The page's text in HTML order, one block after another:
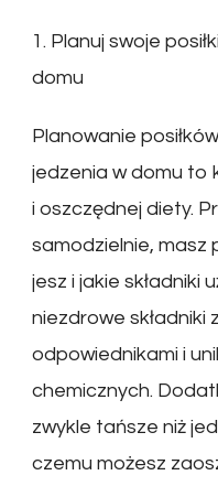
1. Planuj swoje
domu
Planowanie
jedzenia w domu to
i oszczędnej diety.
samodzielnie, masz
jesz i jakie składniki
niezdrowe składniki
odpowiednikami i
chemicznych.
zwykle tańsze niż
czemu możesz